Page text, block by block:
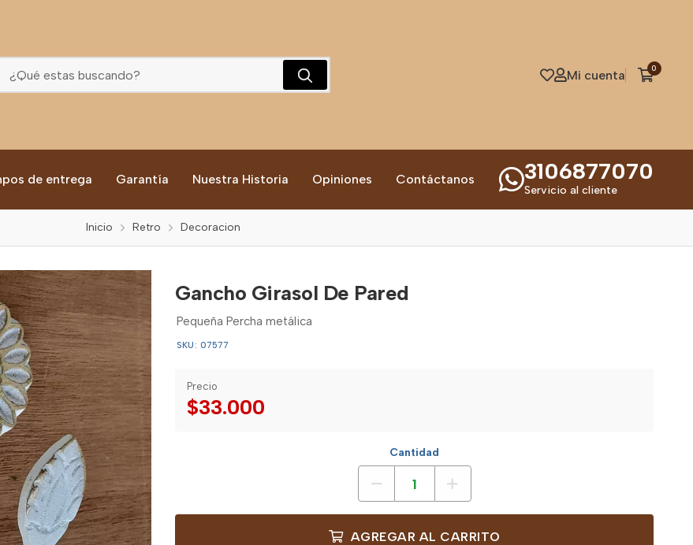
Mi cuenta 0
de entrega Garantía Nuestra Historia Opiniones Contáctanos 3106877070
Servicio al cliente
Inicio Retro Decoracion
Gancho Girasol De Pared
Pequeña Percha metálica
SKU: 07577
Precio
$33.000
Cantidad
AGREGAR AL CARRITO